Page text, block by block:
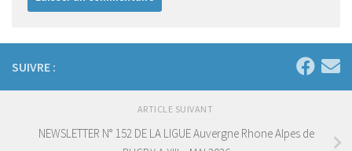
SUIVRE :
ARTICLE SUIVANT
NEWSLETTER N° 152 DE LA LIGUE Auvergne Rhone Alpes de